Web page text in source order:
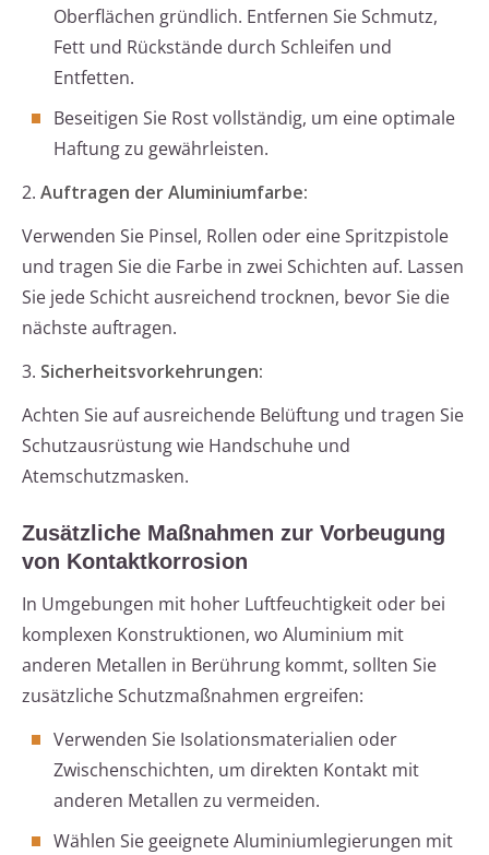
Oberflächen gründlich. Entfernen Sie Schmutz,
Fett und Rückstände durch Schleifen und
Entfetten.
Beseitigen Sie Rost vollständig, um eine optimale
Haftung zu gewährleisten.
2. Auftragen der Aluminiumfarbe:
Verwenden Sie Pinsel, Rollen oder eine Spritzpistole
und tragen Sie die Farbe in zwei Schichten auf. Lassen
Sie jede Schicht ausreichend trocknen, bevor Sie die
nächste auftragen.
3. Sicherheitsvorkehrungen:
Achten Sie auf ausreichende Belüftung und tragen Sie
Schutzausrüstung wie Handschuhe und
Atemschutzmasken.
Zusätzliche Maßnahmen zur Vorbeugung
von Kontaktkorrosion
In Umgebungen mit hoher Luftfeuchtigkeit oder bei
komplexen Konstruktionen, wo Aluminium mit
anderen Metallen in Berührung kommt, sollten Sie
zusätzliche Schutzmaßnahmen ergreifen:
Verwenden Sie Isolationsmaterialien oder
Zwischenschichten, um direkten Kontakt mit
anderen Metallen zu vermeiden.
Wählen Sie geeignete Aluminiumlegierungen mit